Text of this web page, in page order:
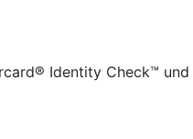
Identity Check™ und